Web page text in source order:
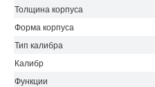
Толщина корпуса
Форма корпуса
Тип калибра
Калибр
Функции